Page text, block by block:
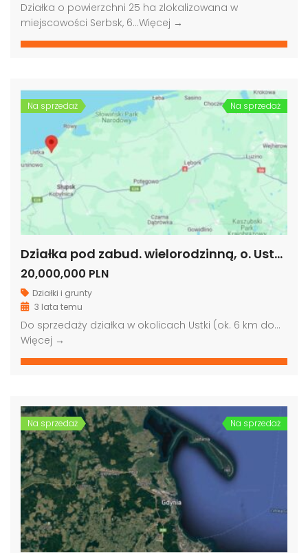
Działka o powierzchni 25 ha zlokalizowana w
miejscowości Serbsk, 6…Więcej →
Na sprzedaż Na sprzedaż
Działka pod zabud. wielorodzinną, o. Ustki, woj. pomorskie
20,000,000 PLN
Działki i grunty
3 lata temu
Do sprzedaży działka w okolicach Ustki (ok. 6 km do…
Więcej →
Na sprzedaż Na sprzedaż